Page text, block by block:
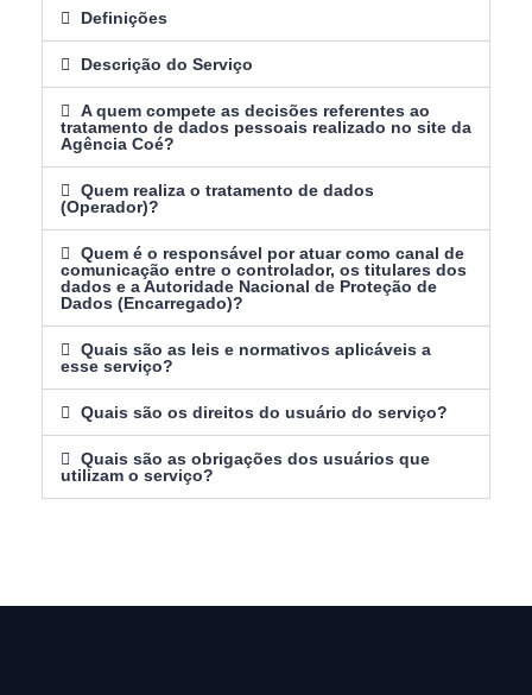
Definições
Descrição do Serviço
A quem compete as decisões referentes ao
tratamento de dados pessoais realizado no site da
Agência Coé?
Quem realiza o tratamento de dados
(Operador)?
Quem é o responsável por atuar como canal de
comunicação entre o controlador, os titulares dos
dados e a Autoridade Nacional de Proteção de
Dados (Encarregado)?
Quais são as leis e normativos aplicáveis a
esse serviço?
Quais são os direitos do usuário do serviço?
Quais são as obrigações dos usuários que
utilizam o serviço?